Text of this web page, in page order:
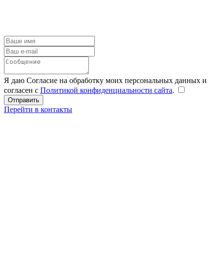
Я даю Согласие на обработку моих персональных данных и
согласен с Политикой конфиденциальности сайта.
Перейти в контакты